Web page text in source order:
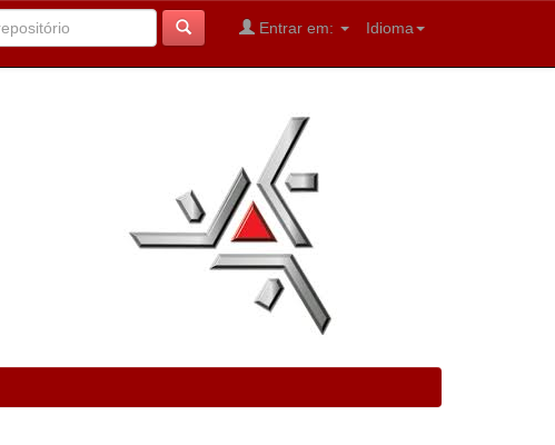
Idioma
Entrar em: